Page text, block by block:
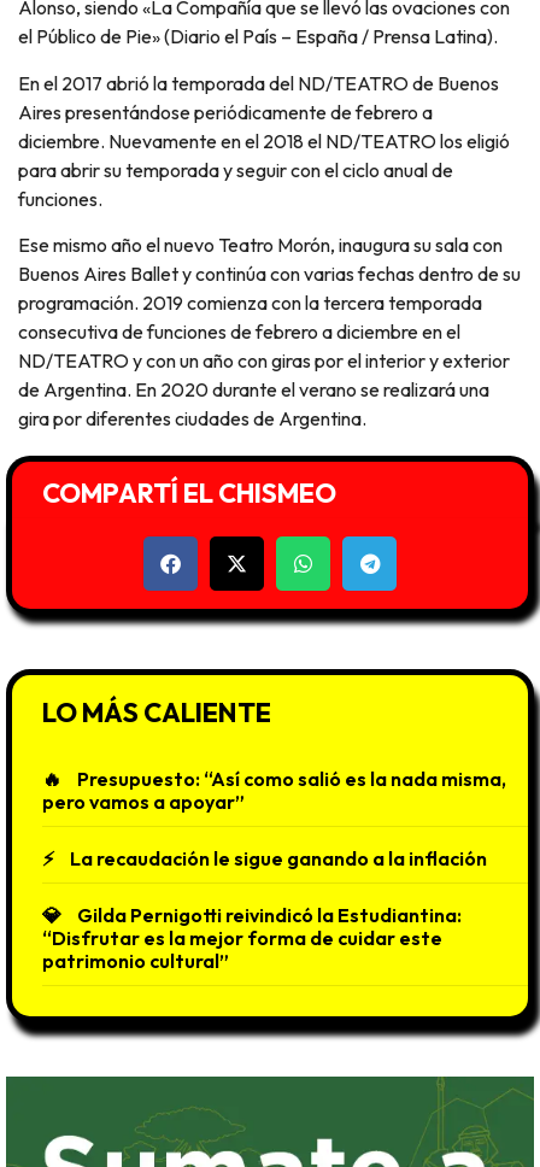
Alonso, siendo «La Compañía que se llevó las ovaciones con
el Público de Pie» (Diario el País – España / Prensa Latina).
En el 2017 abrió la temporada del ND/TEATRO de Buenos
Aires presentándose periódicamente de febrero a
diciembre. Nuevamente en el 2018 el ND/TEATRO los eligió
para abrir su temporada y seguir con el ciclo anual de
funciones.
Ese mismo año el nuevo Teatro Morón, inaugura su sala con
Buenos Aires Ballet y continúa con varias fechas dentro de su
programación. 2019 comienza con la tercera temporada
consecutiva de funciones de febrero a diciembre en el
ND/TEATRO y con un año con giras por el interior y exterior
de Argentina. En 2020 durante el verano se realizará una
gira por diferentes ciudades de Argentina.
COMPARTÍ EL CHISMEO
LO MÁS CALIENTE
Presupuesto: “Así como salió es la nada misma,
pero vamos a apoyar”
La recaudación le sigue ganando a la inflación
Gilda Pernigotti reivindicó la Estudiantina:
“Disfrutar es la mejor forma de cuidar este
patrimonio cultural”